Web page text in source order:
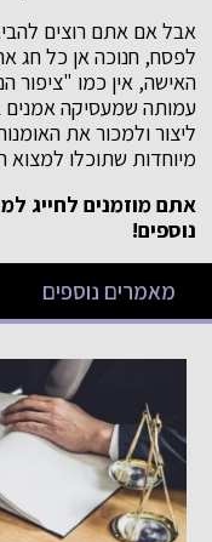
אבל אם אתם רוצים
לפסח, חנוכה אן כל חג
האישה, אין כמו "ציפור
עמותה שמעסיקה אמנים
ליצור ולמכור את
מיוחדות שתוכלו למצוא
נוספים!
מאמרים נוספים